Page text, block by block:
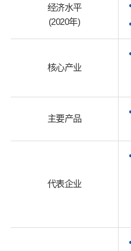
经济水平
(2020年)
核心产业
主要产品
代表企业